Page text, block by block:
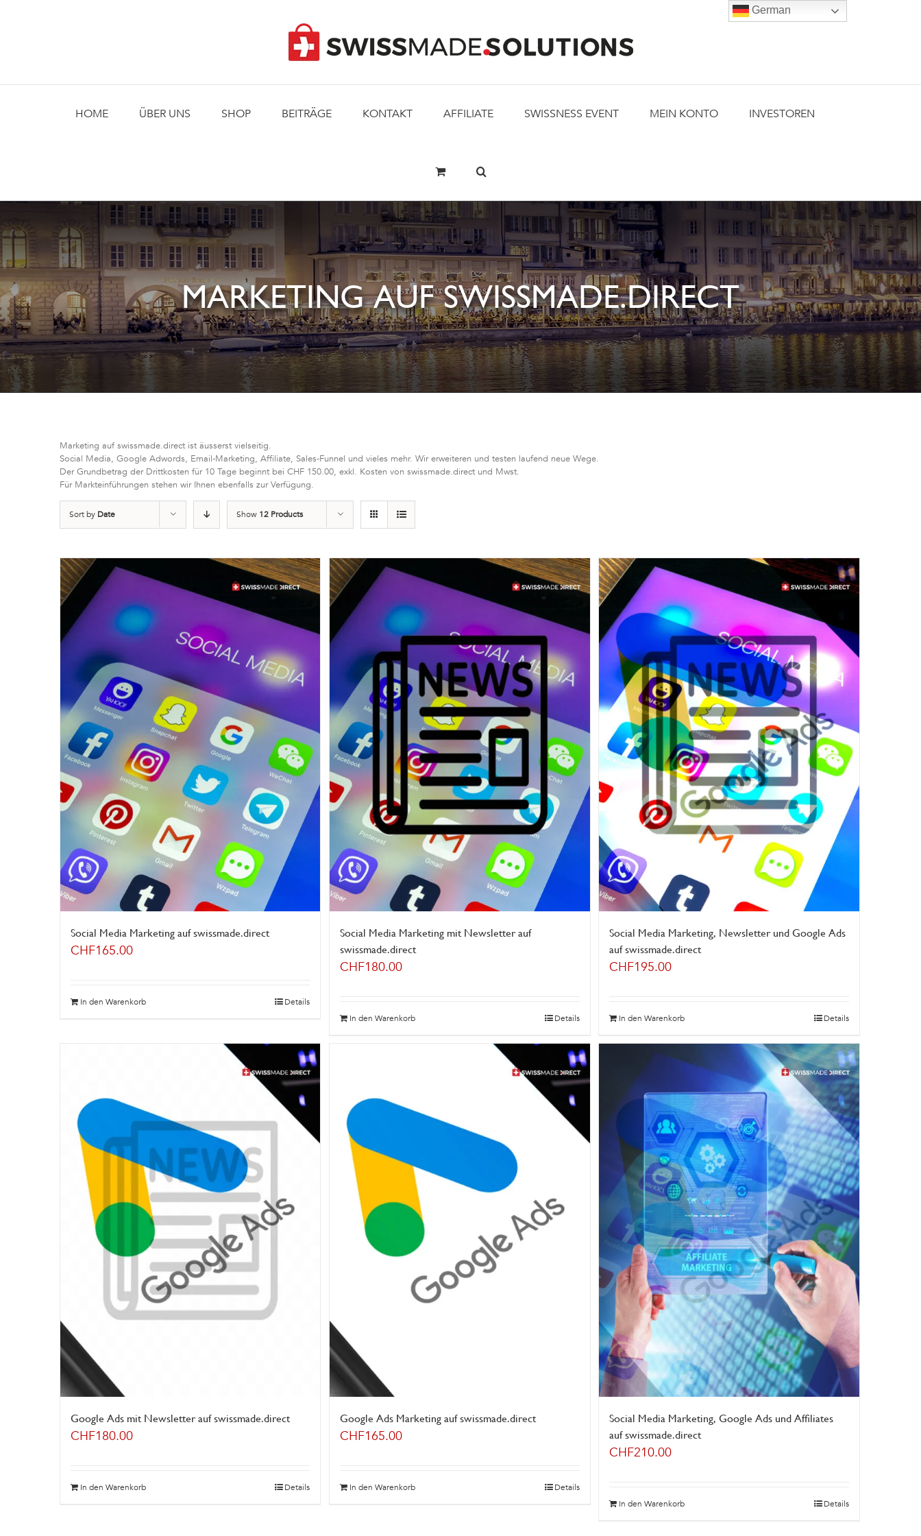
HOME ÜBER UNS SHOP BEITRÄGE KONTAKT AFFILIATE SWISSNESS EVENT MEIN KONTO INVESTOREN
MARKETING AUF SWISSMADE.DIRECT
Marketing auf swissmade.direct ist äusserst vielseitig.
Social Media, Google Adwords, Email-Marketing, Affiliate, Sales-Funnel und vieles mehr. Wir erweiteren und testen laufend neue Wege.
Der Grundbetrag der Drittkosten für 10 Tage beginnt bei CHF 150.00, exkl. Kosten von swissmade.direct und Mwst.
Für Markteinführungen stehen wir Ihnen ebenfalls zur Verfügung.
Sort by Date Show 12 Products
Social Media Marketing auf swissmade.direct
CHF165.00
In den Warenkorb Details
Social Media Marketing mit Newsletter auf
swissmade.direct
CHF180.00
In den Warenkorb Details
Social Media Marketing, Newsletter und Google Ads
auf swissmade.direct
CHF195.00
In den Warenkorb Details
Google Ads mit Newsletter auf swissmade.direct
CHF180.00
In den Warenkorb Details
Google Ads Marketing auf swissmade.direct
CHF165.00
In den Warenkorb Details
Social Media Marketing, Google Ads und Affiliates
auf swissmade.direct
CHF210.00
In den Warenkorb Details
German